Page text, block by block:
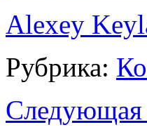
Alexey
Рубрика:
Следующая